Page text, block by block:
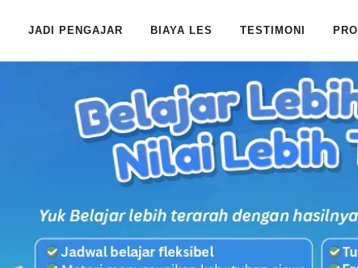
JADI PENGAJAR BIAYA LES TESTIMONI